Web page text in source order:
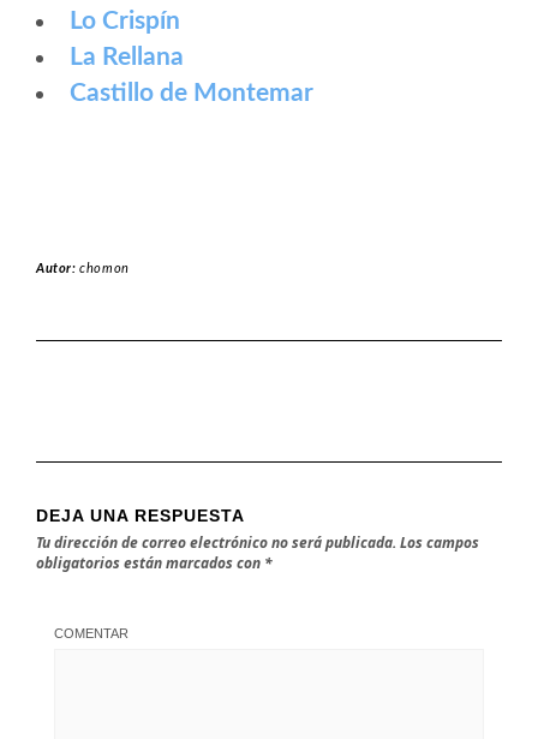
Lo Crispín
La Rellana
Castillo de Montemar
Autor:chomon
DEJA UNA RESPUESTA
Tu dirección de correo electrónico no será publicada. Los campos
obligatorios están marcados con *
COMENTAR